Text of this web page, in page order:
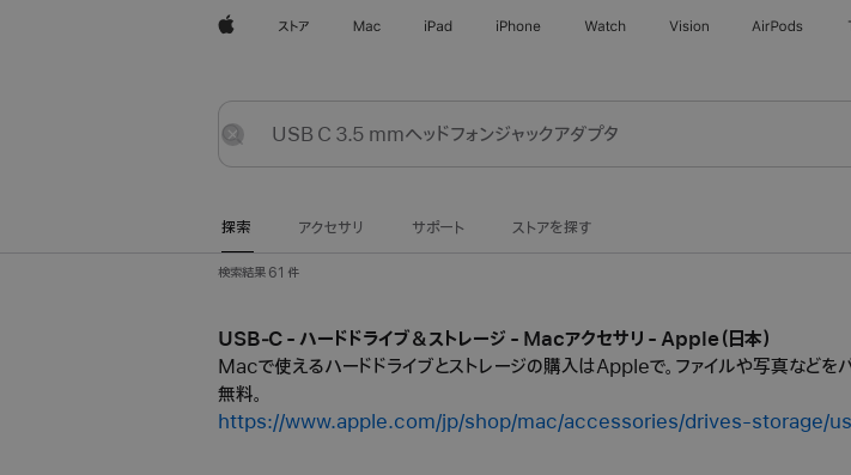
Appleストア Mac iPad iPhone Watch Vision AirPods
送
リ
ッ
ト
探索 アクセサリ サポート ストアを探す
検索結果 61 件
USB‑C - ハードドライブ＆ストレージ - Macアクセサリ - Apple（日本）
Macで使えるハードドライブとストレージの購入はAppleで。ファイルや写真などを
無料。
https://www.apple.com/jp/shop/mac/accessories/drives-storage/